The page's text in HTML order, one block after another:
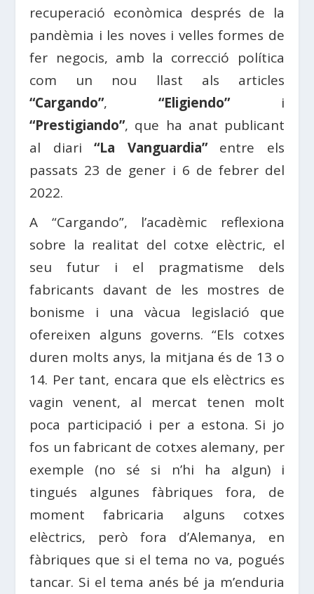
recuperació econòmica després de la
pandèmia i les noves i velles formes de
fer negocis, amb la correcció política
com un nou llast als articles
“Cargando”, “Eligiendo”i
“Prestigiando”, que ha anat publicant
al diari“La Vanguardia”entre els
passats 23 de gener i 6 de febrer del
2022.
A “Cargando”, l’acadèmic reflexiona
sobre la realitat del cotxe elèctric, el
seu futur i el pragmatisme dels
fabricants davant de les mostres de
bonisme i una vàcua legislació que
ofereixen alguns governs. “Els cotxes
duren molts anys, la mitjana és de 13 o
14. Per tant, encara que els elèctrics es
vagin venent, al mercat tenen molt
poca participació i per a estona. Si jo
fos un fabricant de cotxes alemany, per
exemple (no sé si n’hi ha algun) i
tingués algunes fàbriques fora, de
moment fabricaria alguns cotxes
elèctrics, però fora d’Alemanya, en
fàbriques que si el tema no va, pogués
tancar. Si el tema anés bé ja m’enduria